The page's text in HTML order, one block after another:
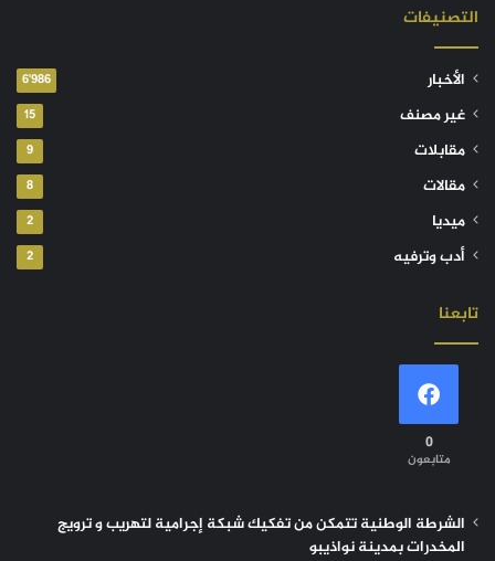
التصنيفات
الأخبار 6٬986
غير مصنف 15
مقابلات 9
مقالات 8
ميديا 2
أدب وترفيه 2
تابعنا
0
متابعون
الشرطة الوطنية تتمكن من تفكيك شبكة إجرامية لتهريب و ترويج
المخدرات بمدينة نواذيبو